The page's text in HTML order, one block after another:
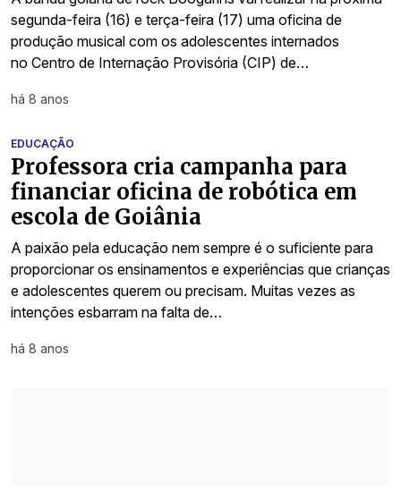
segunda-feira (16) e terça-feira (17) uma oficina de
produção musical com os adolescentes internados
no Centro de Internação Provisória (CIP) de…
há 8 anos
EDUCAÇÃO
Professora cria campanha para
financiar oficina de robótica em
escola de Goiânia
A paixão pela educação nem sempre é o suficiente para
proporcionar os ensinamentos e experiências que crianças
e adolescentes querem ou precisam. Muitas vezes as
intenções esbarram na falta de…
há 8 anos